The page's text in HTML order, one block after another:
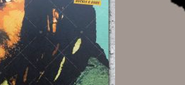
18,00 €